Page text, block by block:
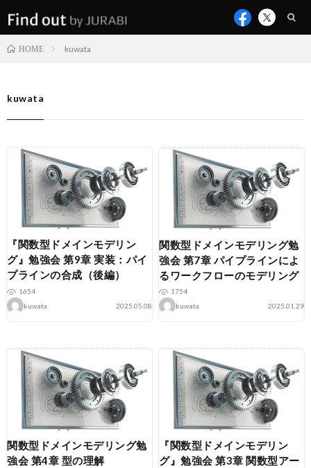
HOME kuwata
kuwata
『関数型ドメインモデリン
グ』勉強会 第9章 実装：パイ
プラインの合成（後編）
1654
kuwata
2025.05.08
関数型ドメインモデリング勉
強会 第7章 パイプラインによ
るワークフローのモデリング
1754
kuwata
2025.01.29
関数型ドメインモデリング勉
強会 第4章 型の理解
『関数型ドメインモデリン
グ』勉強会 第3章 関数型アー